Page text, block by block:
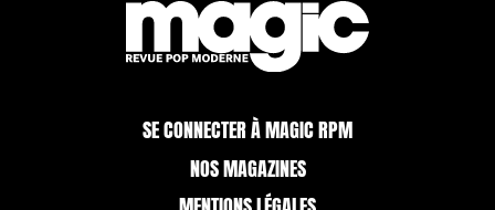
SE CONNECTER À MAGIC RPM
NOS MAGAZINES